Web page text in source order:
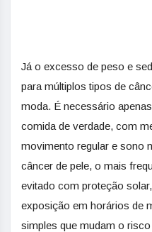
Já o excesso de peso e
para múltiplos tipos de
moda. É necessário
comida de verdade, com
movimento regular e sono
câncer de pele, o mais
evitado com proteção
exposição em horários de
simples que mudam o